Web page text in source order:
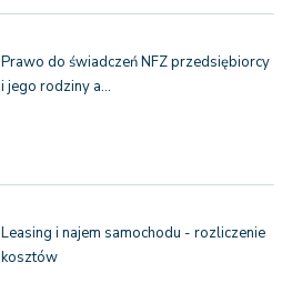
Prawo do świadczeń NFZ przedsiębiorcy
i jego rodziny a…
Leasing i najem samochodu - rozliczenie
kosztów